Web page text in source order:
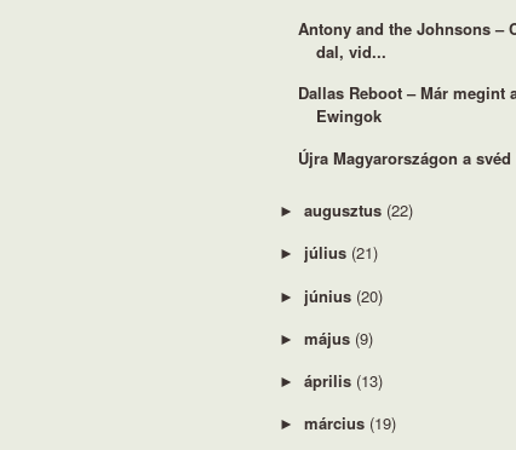
Antony and the Johnsons –
dal, vid...
Dallas Reboot – Már megint
Ewingok
Újra Magyarországon a
► augusztus (22)
► július (21)
► június (20)
► május (9)
► április (13)
► március (19)